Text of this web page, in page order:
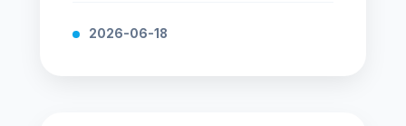
2026-06-18